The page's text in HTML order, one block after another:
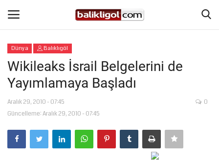
Giriş Yap
Anasayfa
Köşe Yazıları
Şanlıurfa
Dünya Balıklıgöl
Wikileaks İsrail Belgelerini de
Yayımlamaya Başladı
Aralık 29, 2010 - 07:45
Güncelleme: Aralık 29, 2010 - 07:45
0